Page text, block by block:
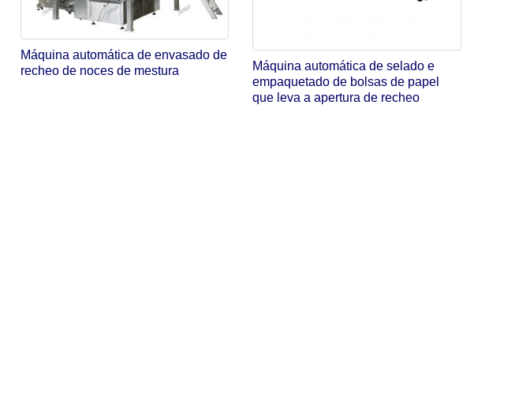
Máquina automática de envasado de
recheo de noces de mestura
Máquina automática de selado e
empaquetado de bolsas de papel
que leva a apertura de recheo